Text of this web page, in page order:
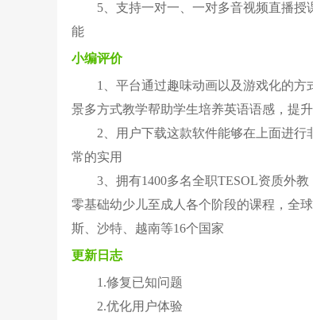
5、支持一对一、一对多音视频直播
能
小编评价
1、平台通过趣味动画以及游戏化的
景多方式教学帮助学生培养英语语感，提
2、用户下载这款软件能够在上面进
常的实用
3、拥有1400多名全职TESOL资质外
零基础幼少儿至成人各个阶段的课程，全
斯、沙特、越南等16个国家
更新日志
1.修复已知问题
2.优化用户体验